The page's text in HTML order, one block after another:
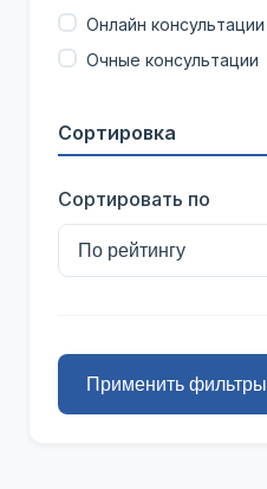
Онлайн консультации
Очные консультации
Сортировка
Сортировать по
Применить фильтры